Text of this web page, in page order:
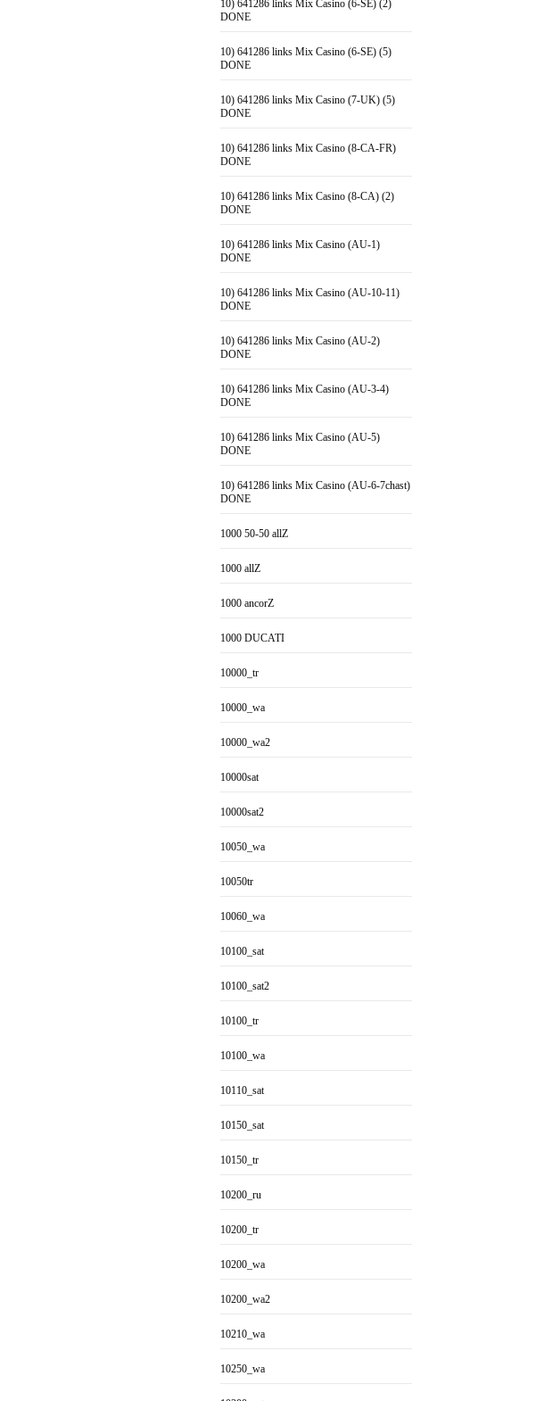
10) 641286 links Mix Casino (6-SE) (2)
DONE
10) 641286 links Mix Casino (6-SE) (5)
DONE
10) 641286 links Mix Casino (7-UK) (5)
DONE
10) 641286 links Mix Casino (8-CA-FR)
DONE
10) 641286 links Mix Casino (8-CA) (2)
DONE
10) 641286 links Mix Casino (AU-1)
DONE
10) 641286 links Mix Casino (AU-10-11)
DONE
10) 641286 links Mix Casino (AU-2)
DONE
10) 641286 links Mix Casino (AU-3-4)
DONE
10) 641286 links Mix Casino (AU-5)
DONE
10) 641286 links Mix Casino (AU-6-7chast)
DONE
1000 50-50 allZ
1000 allZ
1000 ancorZ
1000 DUCATI
10000_tr
10000_wa
10000_wa2
10000sat
10000sat2
10050_wa
10050tr
10060_wa
10100_sat
10100_sat2
10100_tr
10100_wa
10110_sat
10150_sat
10150_tr
10200_ru
10200_tr
10200_wa
10200_wa2
10210_wa
10250_wa